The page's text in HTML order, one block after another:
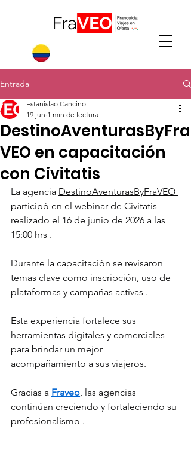
Entrada
DestinoAventurasByFra
VEO en capacitación
con Civitatis
Estanislao Cancino
19 jun 1 min de lectura
La agencia DestinoAventurasByFraVEO
participó en el webinar de Civitatis
realizado el 16 de junio de 2026 a las
15:00 hrs .
Durante la capacitación se revisaron
temas clave como inscripción, uso de
plataformas y campañas activas .
Esta experiencia fortalece sus
herramientas digitales y comerciales
para brindar un mejor
acompañamiento a sus viajeros.
Gracias a Fraveo, las agencias
continúan creciendo y fortaleciendo su
profesionalismo .